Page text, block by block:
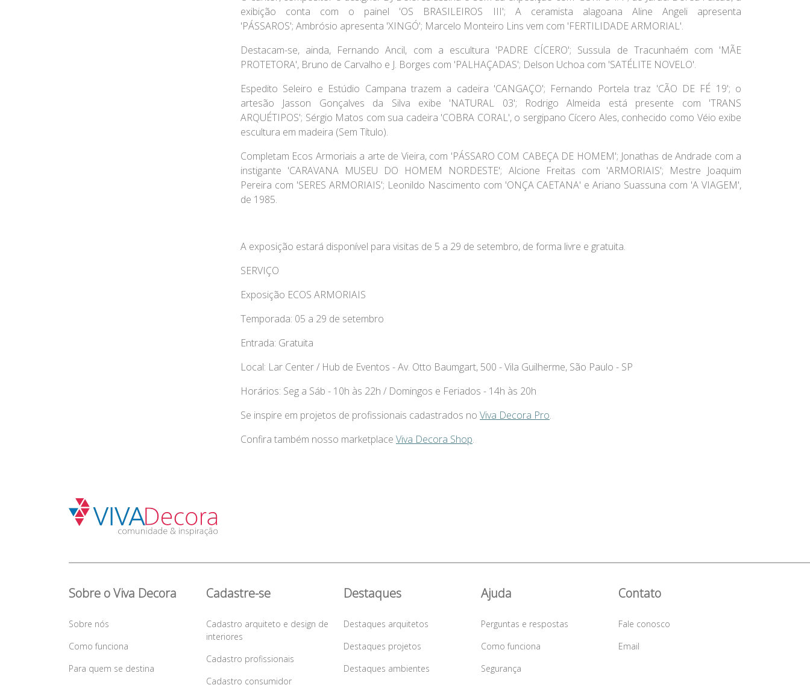
exibição conta com o painel 'OS BRASILEIROS III'; A ceramista alagoana Aline Angeliapresenta
'PÁSSAROS'; Ambrósio apresenta 'XINGÓ'; Marcelo Monteiro Lins vem com 'FERTILIDADE ARMORIAL'.
Destacam-se, ainda, Fernando Ancil, com a escultura 'PADRE CÍCERO'; Sussula de Tracunhaém com 'MÃE
PROTETORA', Bruno de Carvalho e J. Borges com 'PALHAÇADAS'; Delson Uchoa com 'SATÉLITE NOVELO'.
Espedito Seleiro e Estúdio Campana trazem a cadeira 'CANGAÇO'; Fernando Portela traz 'CÃO DE FÉ 19'; o
artesão Jasson Gonçalves da Silva exibe 'NATURAL 03'; Rodrigo Almeida está presente com 'TRANS
ARQUÉTIPOS'; Sérgio Matos com sua cadeira 'COBRA CORAL', o sergipano Cícero Ales, conhecido como Véio exibe
escultura em madeira (Sem Título).
Completam Ecos Armoriais a arte de Vieira, com 'PÁSSARO COM CABEÇA DE HOMEM'; Jonathas de Andrade com a
instigante 'CARAVANA MUSEU DO HOMEM NORDESTE'; Alcione Freitas com 'ARMORIAIS'; Mestre Joaquim
Pereira com 'SERES ARMORIAIS'; Leonildo Nascimento com 'ONÇA CAETANA' eAriano Suassuna com 'A VIAGEM',
de 1985.
A exposição estará disponível para visitas de 5 a 29 de setembro, de forma livre e gratuita.
SERVIÇO
Exposição ECOS ARMORIAIS
Temporada: 05 a 29 de setembro
Entrada: Gratuita
Local: Lar Center / Hub de Eventos - Av. Otto Baumgart, 500 - Vila Guilherme, São Paulo - SP
Horários: Seg a Sáb - 10h às 22h / Domingos e Feriados - 14h às 20h
Se inspire em projetos de profissionais cadastrados no Viva Decora Pro.
Confira também nosso marketplace Viva Decora Shop.
Sobre o Viva Decora
Sobre nós
Como funciona
Para quem se destina
Cadastre-se
Cadastro arquiteto e design de
interiores
Cadastro profissionais
Cadastro consumidor
Destaques
Destaques arquitetos
Destaques projetos
Destaques ambientes
Ajuda
Perguntas e respostas
Como funciona
Segurança
Contato
Fale conosco
Email